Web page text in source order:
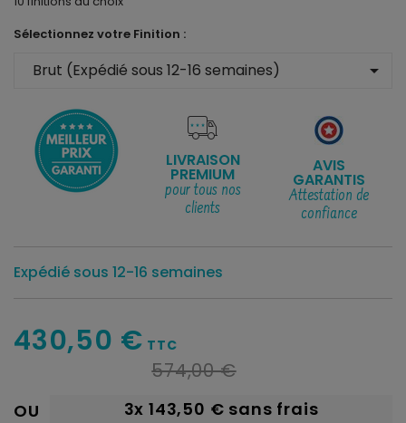
Sélectionnez votre Finition :
arrow_drop_down
LIVRAISON
PREMIUM
pour tous nos
clients
AVIS
GARANTIS
Attestation de
confiance
Expédié sous 12-16 semaines
430,50 € TTC
574,00 €
OU 3x143,50 € sans frais